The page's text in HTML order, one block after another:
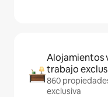
Alojamientos
trabajo
860
exclusiva